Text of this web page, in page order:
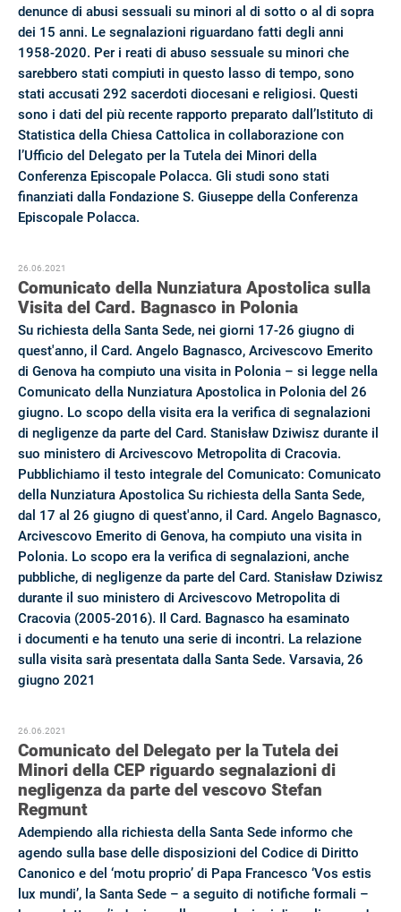
denunce di abusi sessuali su minori al di sotto o al di sopra
dei 15 anni. Le segnalazioni riguardano fatti degli anni
1958-2020. Per i reati di abuso sessuale su minori che
sarebbero stati compiuti in questo lasso di tempo, sono
stati accusati 292 sacerdoti diocesani e religiosi. Questi
sono i dati del più recente rapporto preparato dall’Istituto di
Statistica della Chiesa Cattolica in collaborazione con
l’Ufficio del Delegato per la Tutela dei Minori della
Conferenza Episcopale Polacca. Gli studi sono stati
finanziati dalla Fondazione S. Giuseppe della Conferenza
Episcopale Polacca.
26.06.2021
Comunicato della Nunziatura Apostolica sulla
Visita del Card. Bagnasco in Polonia
Su richiesta della Santa Sede, nei giorni 17-26 giugno di
quest'anno, il Card. Angelo Bagnasco, Arcivescovo Emerito
di Genova ha compiuto una visita in Polonia – si legge nella
Comunicato della Nunziatura Apostolica in Polonia del 26
giugno. Lo scopo della visita era la verifica di segnalazioni
di negligenze da parte del Card. Stanisław Dziwisz durante il
suo ministero di Arcivescovo Metropolita di Cracovia.
Pubblichiamo il testo integrale del Comunicato: Comunicato
della Nunziatura Apostolica Su richiesta della Santa Sede,
dal 17 al 26 giugno di quest'anno, il Card. Angelo Bagnasco,
Arcivescovo Emerito di Genova, ha compiuto una visita in
Polonia. Lo scopo era la verifica di segnalazioni, anche
pubbliche, di negligenze da parte del Card. Stanisław Dziwisz
durante il suo ministero di Arcivescovo Metropolita di
Cracovia (2005-2016). Il Card. Bagnasco ha esaminato
i documenti e ha tenuto una serie di incontri. La relazione
sulla visita sarà presentata dalla Santa Sede. Varsavia, 26
giugno 2021
26.06.2021
Comunicato del Delegato per la Tutela dei
Minori della CEP riguardo segnalazioni di
negligenza da parte del vescovo Stefan
Regmunt
Adempiendo alla richiesta della Santa Sede informo che
agendo sulla base delle disposizioni del Codice di Diritto
Canonico e del ‘motu proprio’ di Papa Francesco ‘Vos estis
lux mundi’, la Santa Sede – a seguito di notifiche formali –